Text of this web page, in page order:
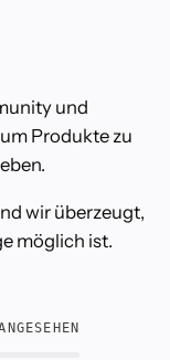
und
Produkte zu
wir überzeugt,
möglich ist.